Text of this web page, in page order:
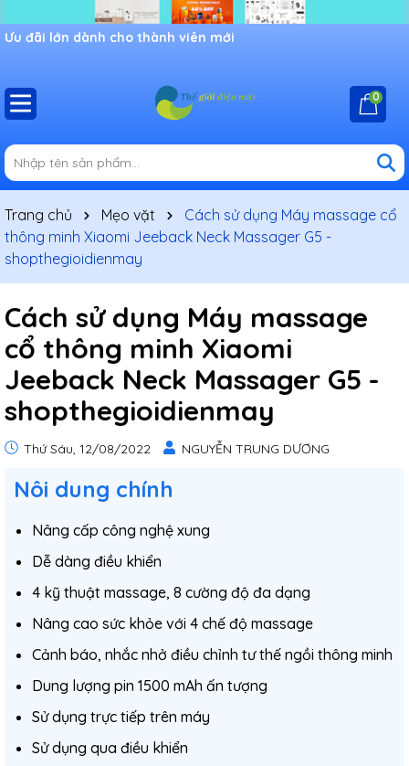
Ưu đãi lớn dành cho thành viên mới
0
Trang chủ Mẹo vặt
Cách sử dụng Máy massage cổ
thông minh Xiaomi Jeeback Neck Massager G5 -
shopthegioidienmay
Cách sử dụng Máy massage
cổ thông minh Xiaomi
Jeeback Neck Massager G5 -
shopthegioidienmay
Thứ Sáu, 12/08/2022 NGUYỄN TRUNG DƯƠNG
Nôi dung chính
Nâng cấp công nghệ xung
Dễ dàng điều khiển
4 kỹ thuật massage, 8 cường độ đa dạng
Nâng cao sức khỏe với 4 chế độ massage
Cảnh báo, nhắc nhở điều chỉnh tư thế ngồi thông minh
Dung lượng pin 1500 mAh ấn tượng
Sử dụng trực tiếp trên máy
Sử dụng qua điều khiển